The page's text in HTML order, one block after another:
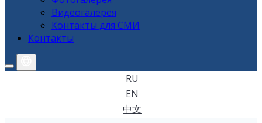
Видеогалерея
Контакты для СМИ
Контакты
RU
EN
中文